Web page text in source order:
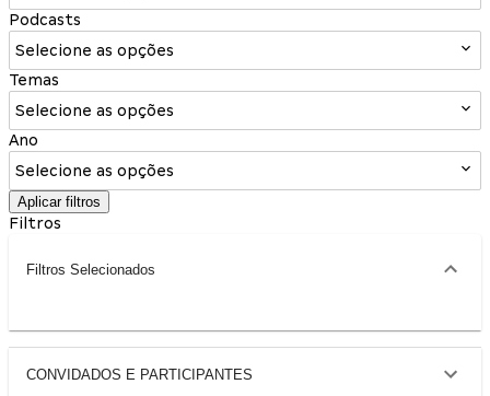
Podcasts
Selecione as opções
Temas
Selecione as opções
Ano
Selecione as opções
Aplicar filtros
Filtros
Filtros Selecionados
CONVIDADOS E PARTICIPANTES